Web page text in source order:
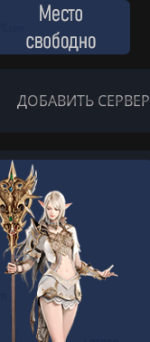
ДОБАВИТЬ СЕРВЕР